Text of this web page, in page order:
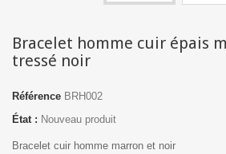
Bracelet homme cuir épais
tressé noir
Référence BRH002
État : Nouveau produit
Bracelet cuir homme marron et noir